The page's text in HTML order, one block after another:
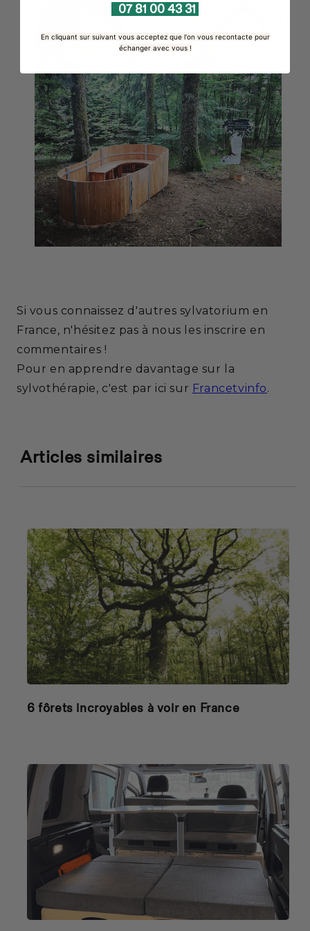
Si vous connaissez d'autres sylvatorium en
France, n'hésitez pas à nous les inscrire en
commentaires !
Pour en apprendre davantage sur la
sylvothérapie, c'est par ici sur Francetvinfo.
Articles similaires
6 fôrets incroyables à voir en France
07 81 00 43 31
En cliquant sur suivant vous acceptez que l'on vous recontacte pour
échanger avec vous !